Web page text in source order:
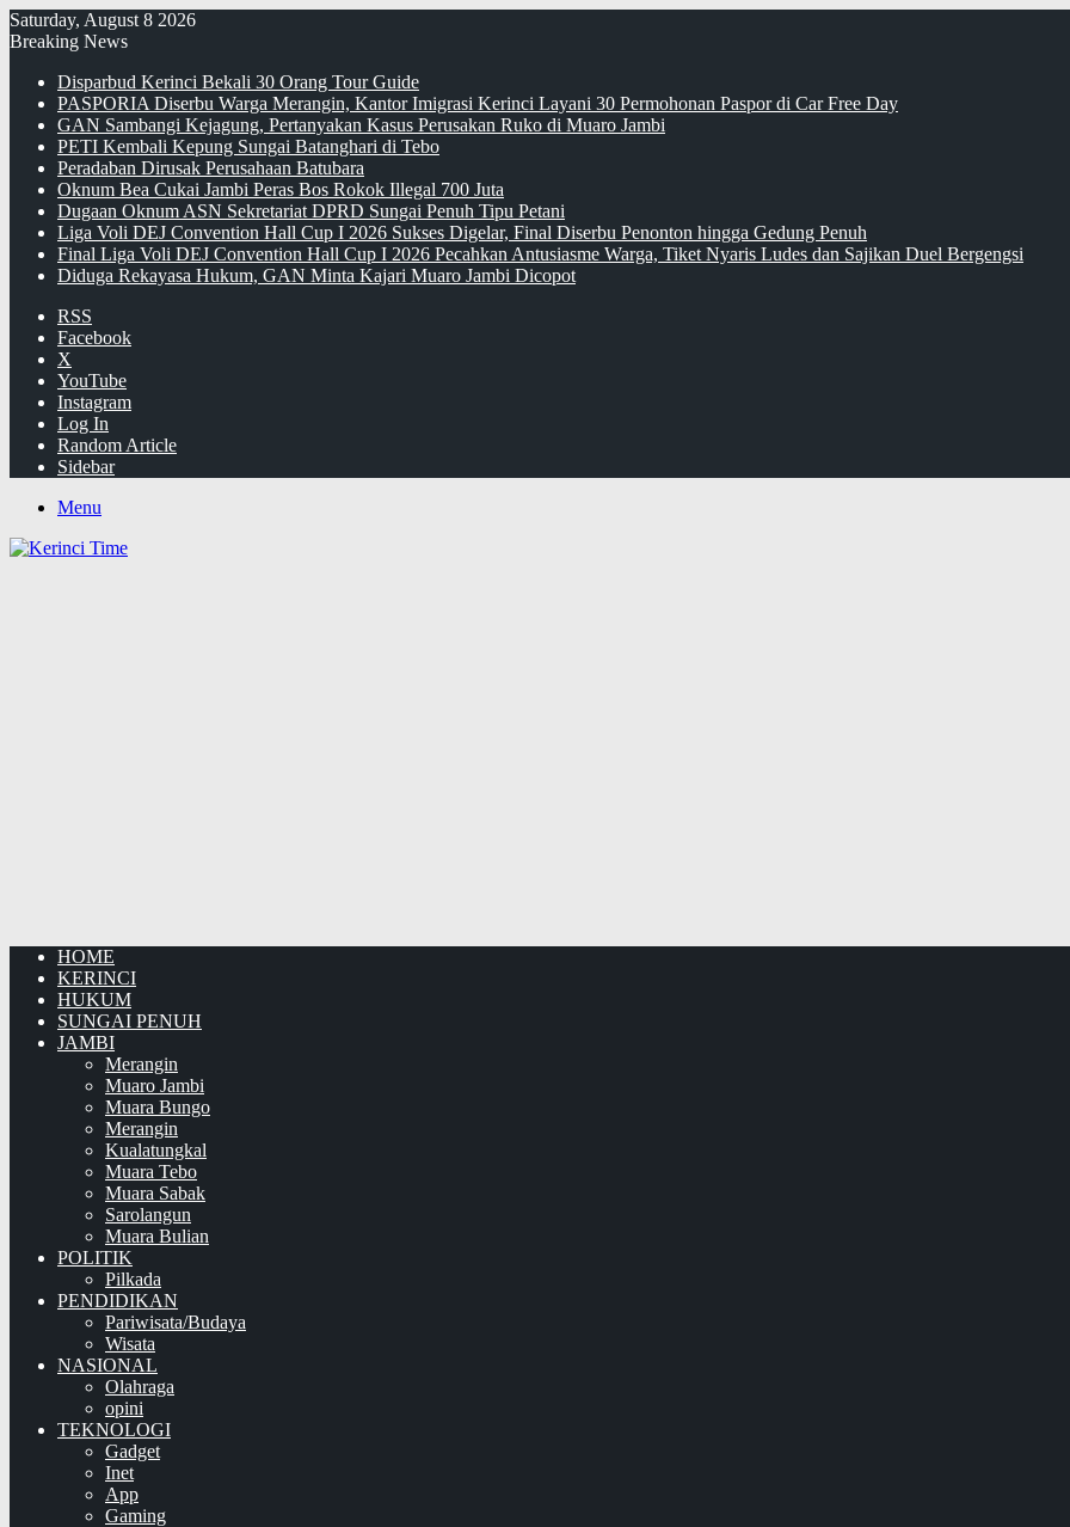
Saturday, August 8 2026
Breaking News
Disparbud Kerinci Bekali 30 Orang Tour Guide
PASPORIA Diserbu Warga Merangin, Kantor Imigrasi Kerinci Layani 30 Permohonan Paspor di Car Free Day
GAN Sambangi Kejagung, Pertanyakan Kasus Perusakan Ruko di Muaro Jambi
PETI Kembali Kepung Sungai Batanghari di Tebo
Peradaban Dirusak Perusahaan Batubara
Oknum Bea Cukai Jambi Peras Bos Rokok Illegal 700 Juta
Dugaan Oknum ASN Sekretariat DPRD Sungai Penuh Tipu Petani
Liga Voli DEJ Convention Hall Cup I 2026 Sukses Digelar, Final Diserbu Penonton hingga Gedung Penuh
Final Liga Voli DEJ Convention Hall Cup I 2026 Pecahkan Antusiasme Warga, Tiket Nyaris Ludes dan Sajikan Duel Bergengsi
Diduga Rekayasa Hukum, GAN Minta Kajari Muaro Jambi Dicopot
RSS
Facebook
X
YouTube
Instagram
Log In
Random Article
Sidebar
Menu
HOME
KERINCI
HUKUM
SUNGAI PENUH
JAMBI
Merangin
Muaro Jambi
Muara Bungo
Merangin
Kualatungkal
Muara Tebo
Muara Sabak
Sarolangun
Muara Bulian
POLITIK
Pilkada
PENDIDIKAN
Pariwisata/Budaya
Wisata
NASIONAL
Olahraga
opini
TEKNOLOGI
Gadget
Inet
App
Gaming